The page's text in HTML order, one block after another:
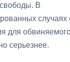
В
случаях
для
серьезнее.